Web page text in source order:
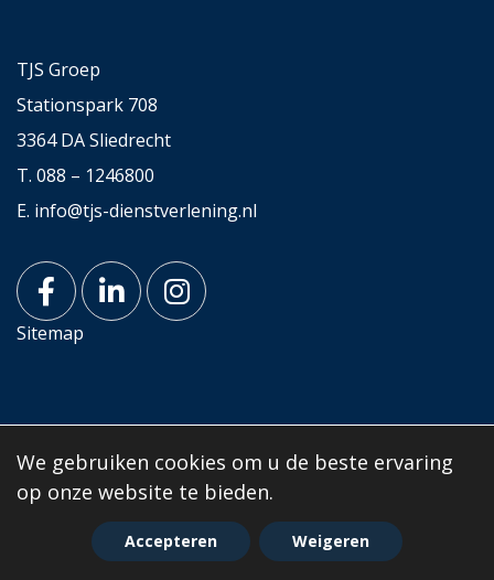
TJS Groep
Stationspark 708
3364 DA Sliedrecht
T. 088 – 1246800
E. info@tjs-dienstverlening.nl
Sitemap
We gebruiken cookies om u de beste ervaring
op onze website te bieden.
Accepteren Weigeren